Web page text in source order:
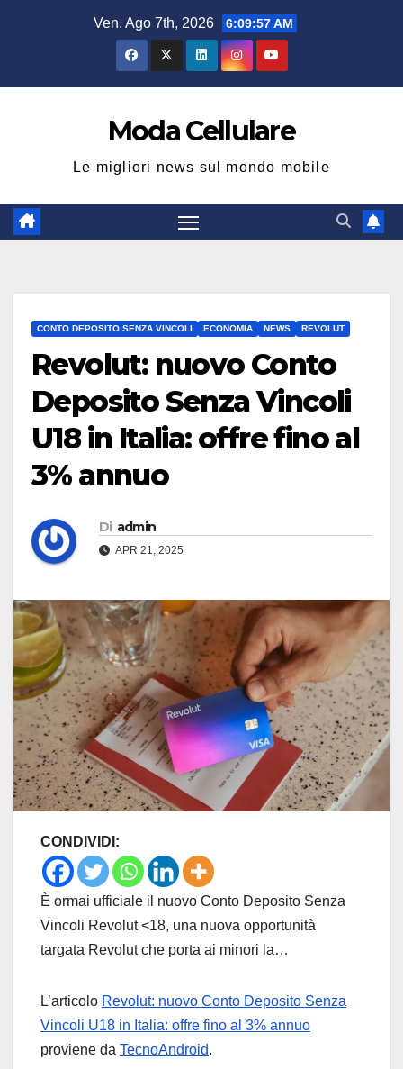
Ven. Ago 7th, 2026 6:09:57 AM
Moda Cellulare
Le migliori news sul mondo mobile
CONTO DEPOSITO SENZA VINCOLI ECONOMIA NEWS REVOLUT
Revolut: nuovo Conto
Deposito Senza Vincoli
U18 in Italia: offre fino al
3% annuo
Di admin
APR 21, 2025
CONDIVIDI:
È ormai ufficiale il nuovo Conto Deposito Senza
Vincoli Revolut <18, una nuova opportunità
targata Revolut che porta ai minori la…
L’articolo Revolut: nuovo Conto Deposito Senza
Vincoli U18 in Italia: offre fino al 3% annuo
proviene da TecnoAndroid.